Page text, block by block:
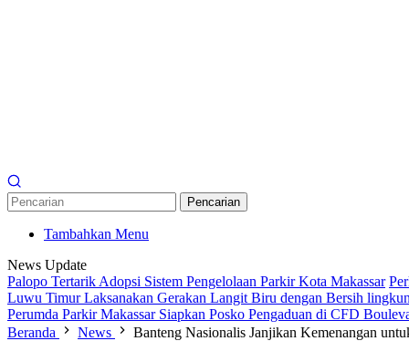
Pencarian
Tambahkan Menu
News Update
Palopo Tertarik Adopsi Sistem Pengelolaan Parkir Kota Makassar
Luwu Timur Laksanakan Gerakan Langit Biru dengan Bersih
Perumda Parkir Makassar Siapkan Posko Pengaduan di CFD
Beranda
News Banteng Nasionalis Janjikan Kemenangan